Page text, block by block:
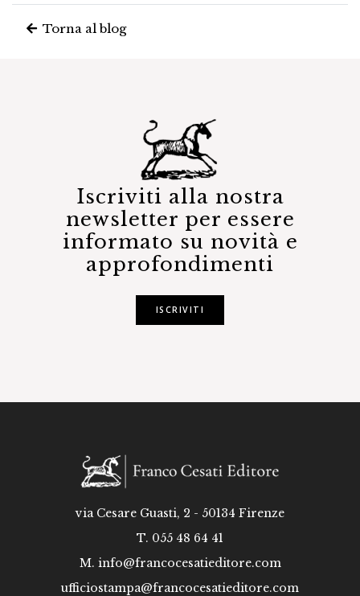
Torna al blog
Iscriviti alla nostra
newsletter per essere
informato su novità e
approfondimenti
ISCRIVITI
via Cesare Guasti, 2 - 50134 Firenze
T. 055 48 64 41
M. info@francocesatieditore.com
ufficiostampa@francocesatieditore.com